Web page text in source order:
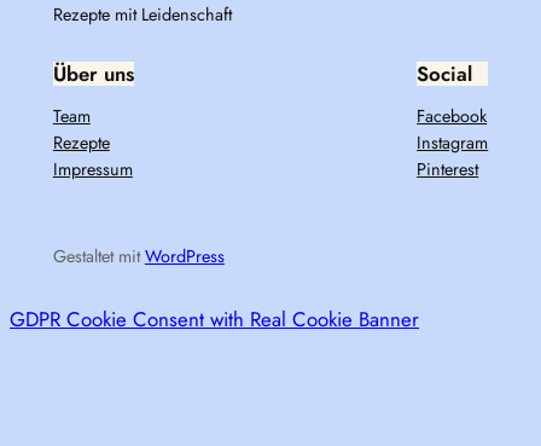
Rezepte mit Leidenschaft
Über uns
Team
Rezepte
Impressum
Social
Facebook
Instagram
Pinterest
Gestaltet mitWordPress
GDPR Cookie Consent with Real Cookie Banner